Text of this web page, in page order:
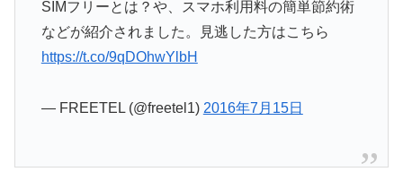
SIMフリーとは？や、スマホ利用料の簡単節約術
などが紹介されました。見逃した方はこちら
https://t.co/9qDOhwYlbH
— FREETEL (@freetel1) 2016年7月15日